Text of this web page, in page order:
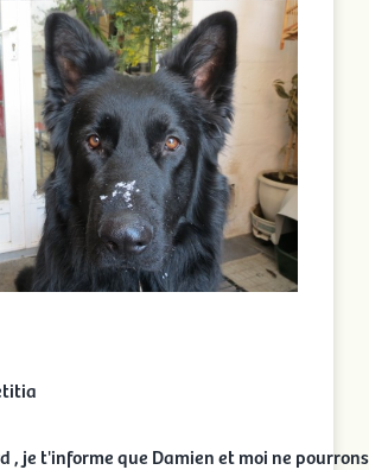
, je t'informe que Damien et moi ne